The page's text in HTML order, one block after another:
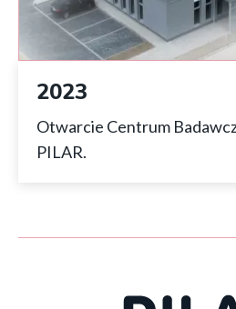
2023
Otwarcie Centrum
PILAR.